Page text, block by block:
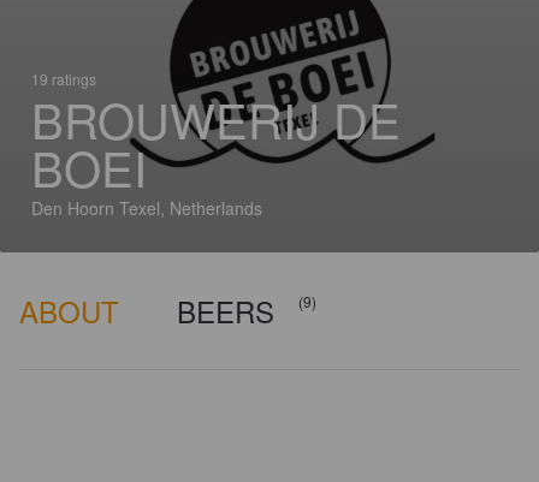
19 ratings
BROUWERIJ DE
BOEI
Den Hoorn Texel, Netherlands
ABOUT BEERS (9)